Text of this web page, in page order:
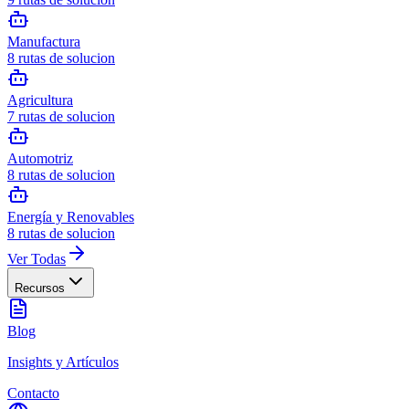
Manufactura
8 rutas de solucion
Agricultura
7 rutas de solucion
Automotriz
8 rutas de solucion
Energía y Renovables
8 rutas de solucion
Ver Todas
Recursos
Blog
Insights y Artículos
Contacto